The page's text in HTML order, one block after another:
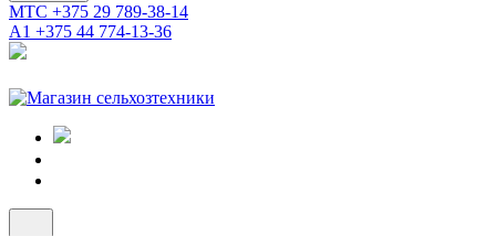
МТС +375 29 789-38-14
А1 +375 44 774-13-36